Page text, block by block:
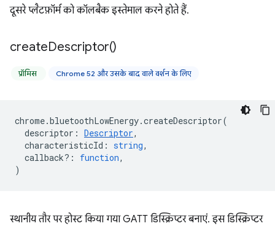
दूसरे प्लैटफ़ॉर्म को कॉलबैक इस्तेमाल करने होते हैं.
createDescriptor()
प्रॉमिस Chrome 52 और उसके बाद वाले वर्शन के लिए
chrome.bluetoothLowEnergy.createDescriptor(
descriptor : Descriptor,
characteristicId : string,
callback? : function,
)
स्थानीय तौर पर होस्ट किया गया GATT डिस्क्रिप्टर बनाएं. इस डिस्क्रिप्टर